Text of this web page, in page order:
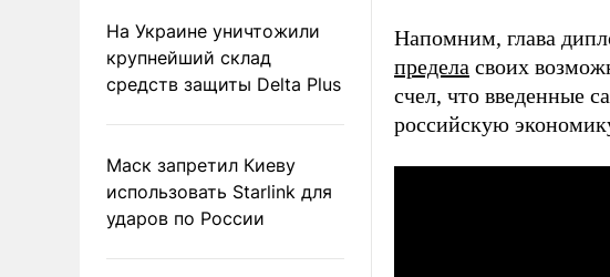
На Украине уничтожили
крупнейший склад
средств защиты Delta Plus
Маск запретил Киеву
использовать Starlink для
ударов по России
Напомним, глава
предела своих
счел, что введенные
российскую